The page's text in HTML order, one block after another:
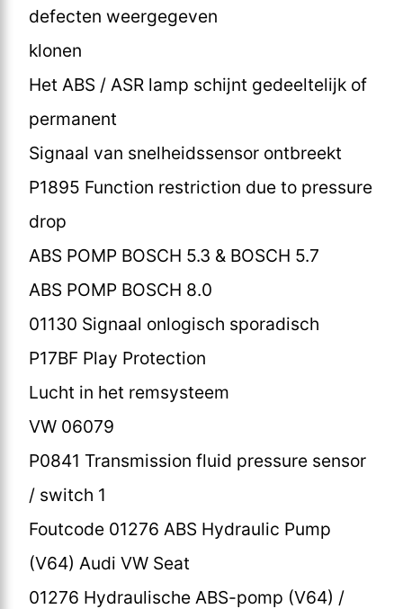
defecten weergegeven
klonen
Het ABS / ASR lamp schijnt gedeeltelijk of
permanent
Signaal van snelheidssensor ontbreekt
P1895 Function restriction due to pressure
drop
ABS POMP BOSCH 5.3 & BOSCH 5.7
ABS POMP BOSCH 8.0
01130 Signaal onlogisch sporadisch
P17BF Play Protection
Lucht in het remsysteem
VW 06079
P0841 Transmission fluid pressure sensor
/ switch 1
Foutcode 01276 ABS Hydraulic Pump
(V64) Audi VW Seat
01276 Hydraulische ABS-pomp (V64) /